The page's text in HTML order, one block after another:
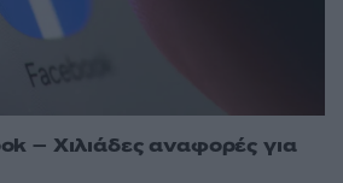
– Χιλιάδες αναφορές για